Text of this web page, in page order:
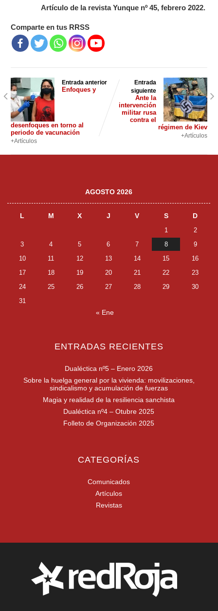
Artículo de la revista Yunque nº 45, febrero 2022.
Comparte en tus RRSS
Entrada anterior
Enfoques y
desenfoques en torno al
periodo de vacunación
+Artículos
Entrada
siguiente
Ante la
intervención
militar rusa
contra el
régimen de Kiev
+Artículos
AGOSTO 2026
L M X J V S D
1
2
3
4 5 6 7 8
9
10
11 12 13 14 15
16
17
18 19 20 21 22
23
24
25 26 27 28 29
30
31
« Ene
ENTRADAS RECIENTES
Dualéctica nº5 – Enero 2026
Sobre la huelga general por la vivienda: movilizaciones,
sindicalismo y acumulación de fuerzas
Magia y realidad de la resiliencia sanchista
Dualéctica nº4 – Otubre 2025
Folleto de Organización 2025
CATEGORÍAS
Comunicados
Artículos
Revistas